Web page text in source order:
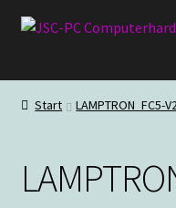
Zur
Zum
Hardware
Staubschutz
Start LAMPTRON_FC5-